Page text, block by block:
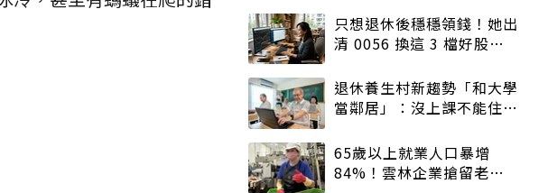
只想退休後穩穩領錢！她出
清 0056 換這 3 檔好股：
退休養生村新趨勢「和大學
當鄰居」：沒上課不能住、
65歲以上就業人口暴增
84%！雲林企業搶留老員